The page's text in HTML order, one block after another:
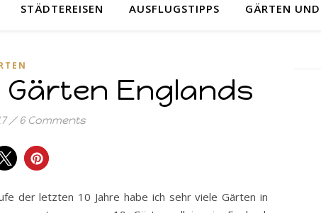
STÄDTEREISEN AUSFLUGSTIPPS GÄRTEN
Gärten Englands
/ 6 Comments
der letzten 10 Jahre habe ich sehr viele Gärten in